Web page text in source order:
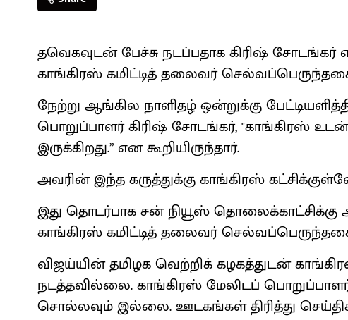
தவெகவுடன் பேச்சு நடப்பதாக கிரிஷ்
காங்கிரஸ் கமிட்டித் தலைவர் செல்வப்பெருந்தகை
நேற்று ஆங்கில நாளிதழ் ஒன்றுக்கு
பொறுப்பாளர் கிரிஷ் சோடங்கர், "காங்கிரஸ்
இருக்கிறது.” என கூறியிருந்தார்.
அவரின் இந்த கருத்துக்கு காங்கிரஸ்
இது தொடர்பாக சன் நியூஸ் தொலைக்காட்சிக்கு
காங்கிரஸ் கமிட்டித் தலைவர்
விஜய்யின் தமிழக வெற்றிக் கழகத்துடன்
நடத்தவில்லை. காங்கிரஸ் மேலிடப்
சொல்லவும் இல்லை. ஊடகங்கள் திரித்து